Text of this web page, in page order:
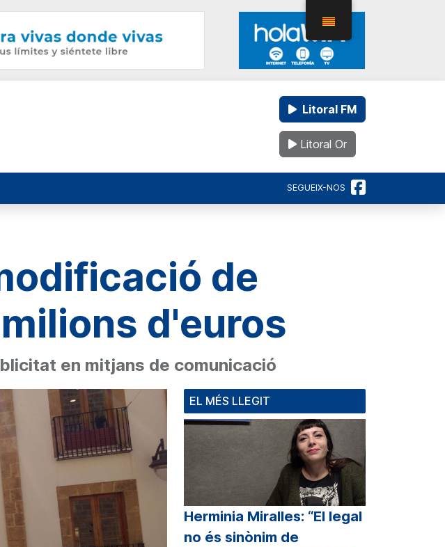
Litoral FM
Litoral Or
SEGUEIX-NOS
de
d'euros
en mitjans de comunicació
EL MÉS LLEGIT
Herminia Miralles: “El legal
no és sinònim de